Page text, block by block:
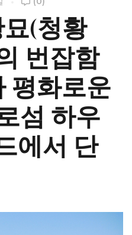
(청황
번잡함
평화로운
섬 하우
에서 단